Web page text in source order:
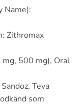
Name):
Zithromax
500 mg), Oral
Teva
som